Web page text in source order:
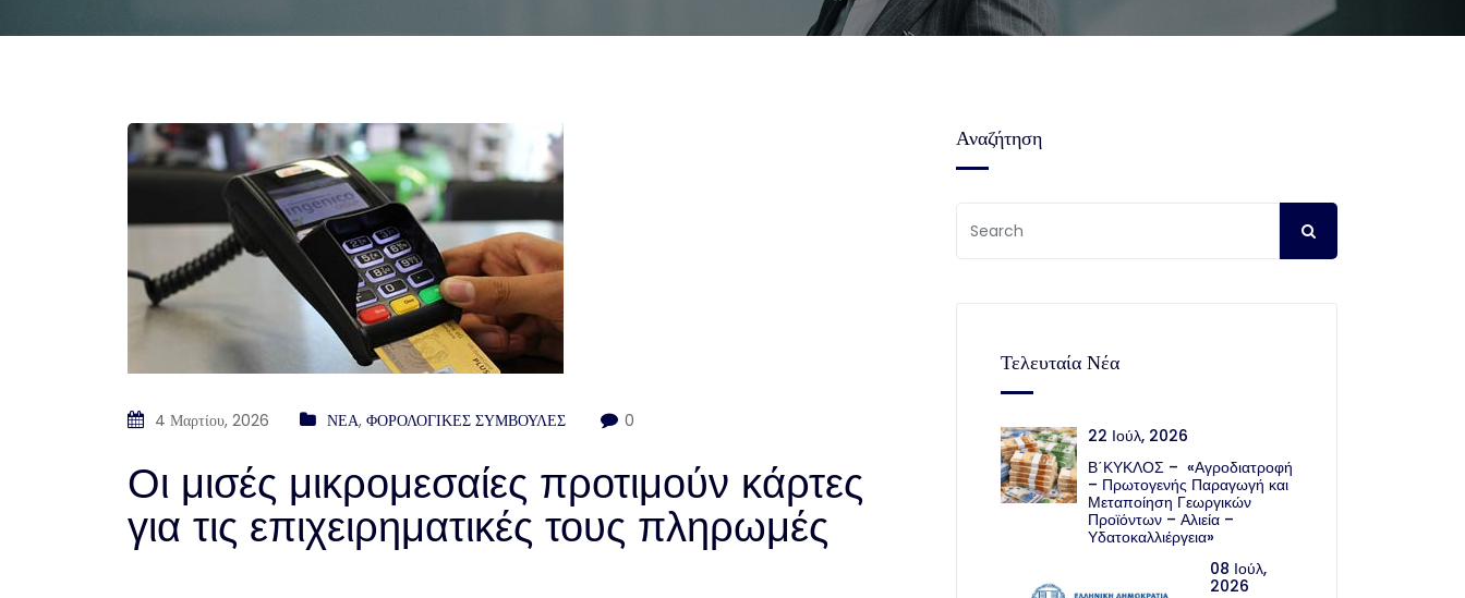
4 Μαρτίου, 2026 ΝΕΑ, ΦΟΡΟΛΟΓΙΚΕΣ ΣΥΜΒΟΥΛΕΣ 0
Οι μισές μικρομεσαίες προτιμούν κάρτες
για τις επιχειρηματικές τους πληρωμές
Αναζήτηση
Τελευταία Νέα
22 Ιούλ, 2026
Β΄ΚΥΚΛΟΣ – «Αγροδιατροφή
– Πρωτογενής Παραγωγή και
Μεταποίηση Γεωργικών
Προϊόντων – Αλιεία –
Υδατοκαλλιέργεια»
08 Ιούλ,
2026